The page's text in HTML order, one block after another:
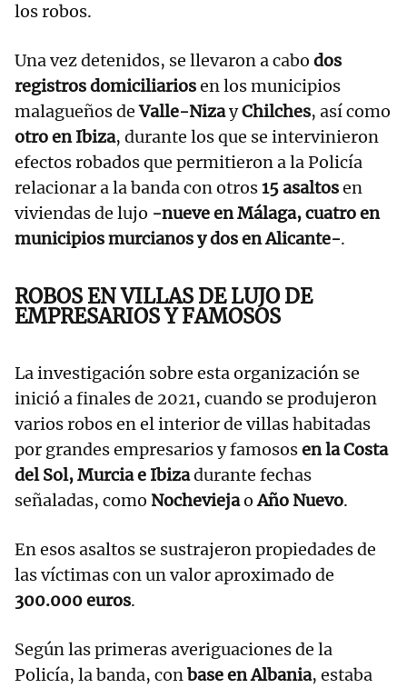
los robos.
Una vez detenidos, se llevaron a cabo dos
registros domiciliariosen los municipios
malagueños deValle-NizayChilches, así como
otro en Ibiza, durante los que se intervinieron
efectos robados que permitieron a la Policía
relacionar a la banda con otros15 asaltosen
viviendas de lujo -nueve en Málaga, cuatro en
municipios murcianos y dos en Alicante-.
ROBOS EN VILLAS DE LUJO DE
EMPRESARIOS Y FAMOSOS
La investigación sobre esta organización se
inició a finales de 2021, cuando se produjeron
varios robos en el interior de villas habitadas
por grandes empresarios y famososen la Costa
del Sol, Murcia e Ibizadurante fechas
señaladas, como NocheviejaoAño Nuevo.
En esos asaltos se sustrajeron propiedades de
las víctimas con un valor aproximado de
300.000 euros.
Según las primeras averiguaciones de la
Policía, la banda, conbase en Albania, estaba